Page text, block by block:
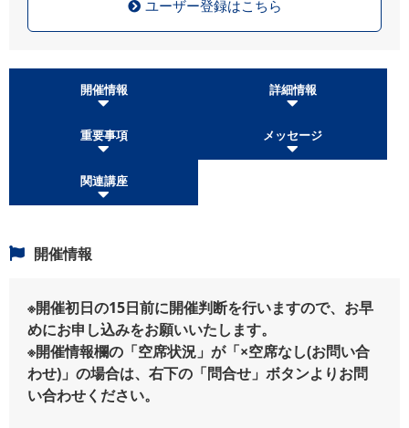
ユーザー登録はこちら
開催情報 詳細情報
重要事項 メッセージ
関連講座
開催情報
※開催初日の15日前に開催判断を行いますので、お早
めにお申し込みをお願いいたします。
※開催情報欄の「空席状況」が「×空席なし(お問い合
わせ)」の場合は、右下の「問合せ」ボタンよりお問
い合わせください。